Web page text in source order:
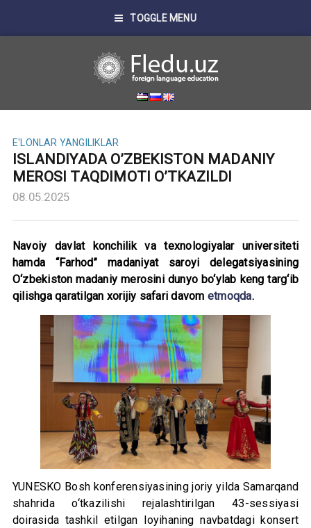
TOGGLE MENU
E'LONLAR YANGILIKLAR
ISLANDIYADA O’ZBEKISTON MADANIY
MEROSI TAQDIMOTI O’TKAZILDI
08.05.2025
Navoiy davlat konchilik va texnologiyalar universiteti
hamda “Farhod” madaniyat saroyi delegatsiyasining
O‘zbekiston madaniy merosini dunyo bo‘ylab keng targ‘ib
qilishga qaratilgan xorijiy safari davom etmoqda.
YUNESKO Bosh konferensiyasining joriy yilda Samarqand
shahrida o‘tkazilishi rejalashtirilgan 43-sessiyasi
doirasida tashkil etilgan loyihaning navbatdagi konsert